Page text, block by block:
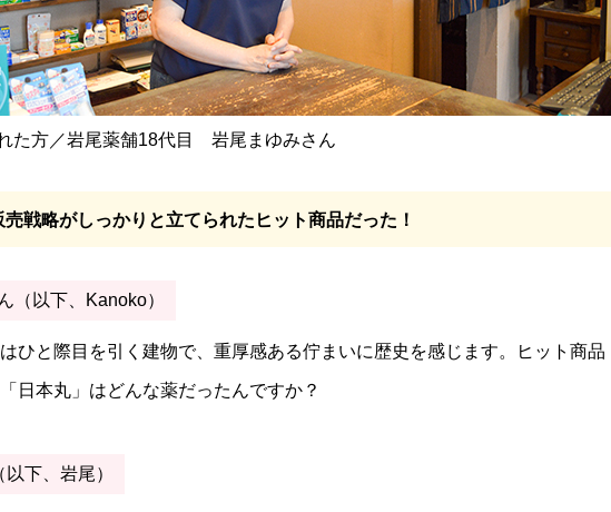
た方／岩尾薬舗18代目 岩尾まゆみさん
売戦略がしっかりと立てられたヒット商品だった！
（以下、Kanoko）
ひと際目を引く建物で、重厚感ある佇まいに歴史を感じます。ヒット商品
日本丸」はどんな薬だったんですか？
下、岩尾）